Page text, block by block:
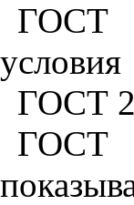
ГОСТ
условия
ГОСТ
ГОСТ